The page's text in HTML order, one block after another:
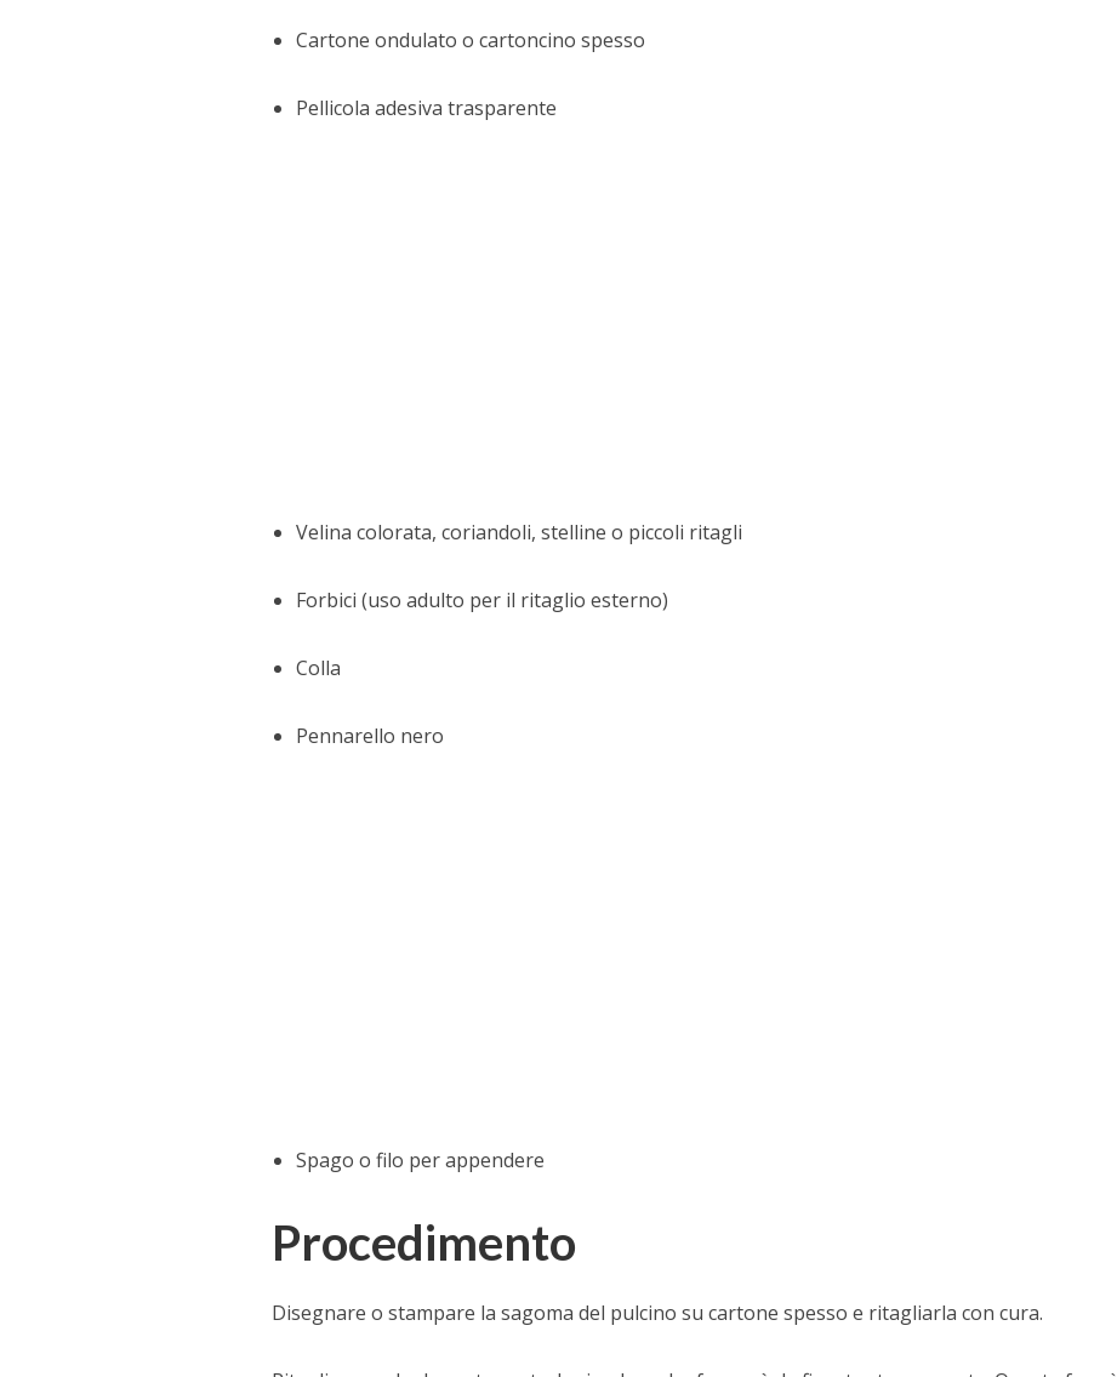
Cartone ondulato o cartoncino spesso
Pellicola adesiva trasparente
Velina colorata, coriandoli, stelline o piccoli ritagli
Forbici (uso adulto per il ritaglio esterno)
Colla
Pennarello nero
Spago o filo per appendere
Procedimento
Disegnare o stampare la sagoma del pulcino su cartone spesso e ritagliarla con cura.